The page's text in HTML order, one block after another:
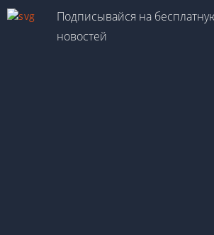
Подписывайся на
новостей